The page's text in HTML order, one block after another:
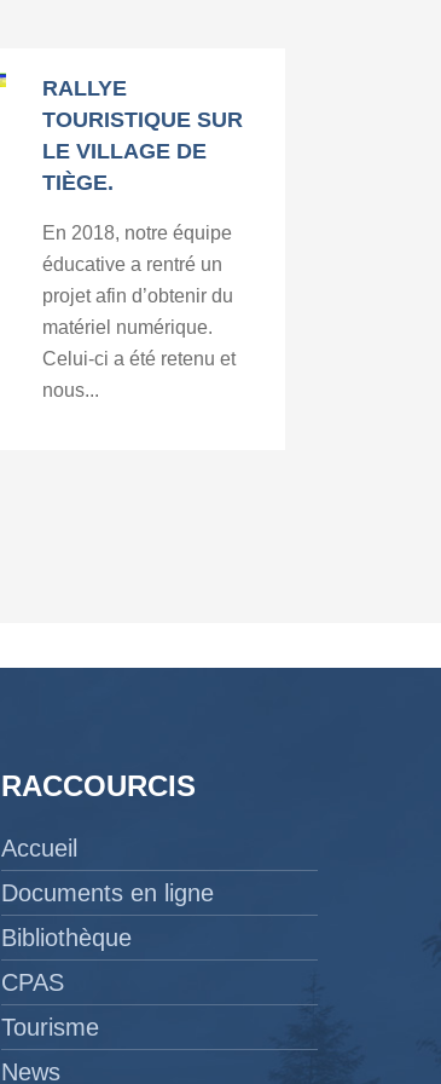
RALLYE
TOURISTIQUE SUR
LE VILLAGE DE
TIÈGE.
En 2018, notre équipe
éducative a rentré un
projet afin d’obtenir du
matériel numérique.
Celui-ci a été retenu et
nous...
RACCOURCIS
Accueil
Documents en ligne
Bibliothèque
CPAS
Tourisme
News